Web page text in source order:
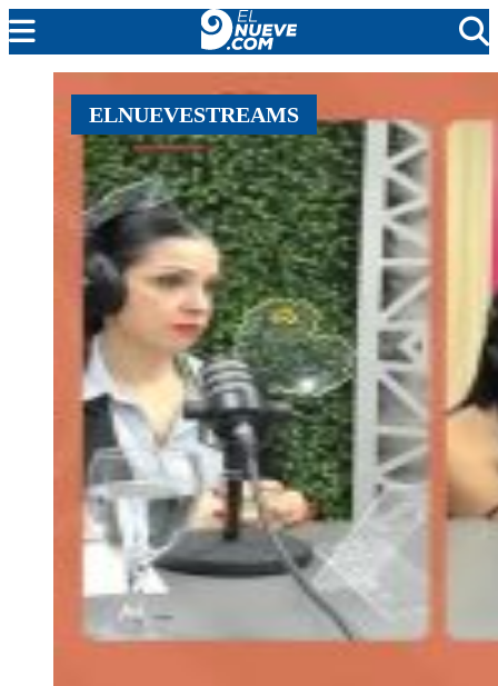
MENDOZA
CADA DÍA
ARGENTINA
NOTICIERO 9
PROTAGONISTAS
EL NUEVE STREAMS
PROGRAMACIÓN
EN VIVO
ELNUEVESTREAMS